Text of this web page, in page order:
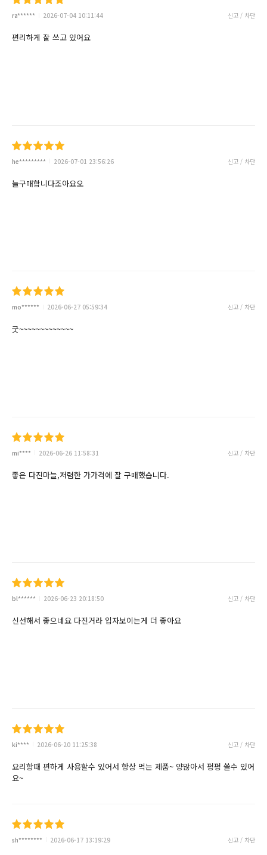
ra****** 2026-07-04 10:11:44 신고 / 차단
편리하게 잘 쓰고 있어요
he********* 2026-07-01 23:56:26 신고 / 차단
늘구매합니다조아요오
mo****** 2026-06-27 05:59:34 신고 / 차단
굿~~~~~~~~~~~~~
mi**** 2026-06-26 11:58:31 신고 / 차단
좋은 다진마늘,저렴한 가가격에 잘 구매했습니다.
bl****** 2026-06-23 20:18:50 신고 / 차단
신선해서 좋으네요 다진거라 입자보이는게 더 좋아요
ki**** 2026-06-20 11:25:38 신고 / 차단
요리항때 편하게 사용할수 있어서 항상 먹는 제품~ 양많아서 펑펑 쓸수 있어
요~
sh******** 2026-06-17 13:19:29 신고 / 차단